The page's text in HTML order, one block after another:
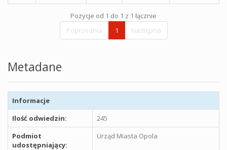
Pozycje od 1 do 1 z 1 łącznie
Poprzednia
1 Następna
Metadane
Informacje
Ilość odwiedzin:
245
Podmiot
udostępniający:
Urząd Miasta Opola